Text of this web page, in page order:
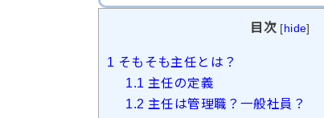
目次 [hide]
1 そもそも主任とは？
1.1 主任の定義
1.2 主任は管理職？一般社員？